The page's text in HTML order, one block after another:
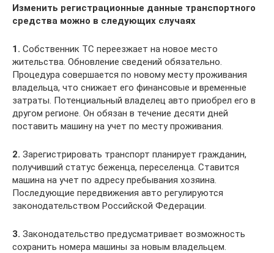
Изменить регистрационные данные транспортного
средства можно в следующих случаях
1. Собственник ТС переезжает на новое место
жительства. Обновление сведений обязательно.
Процедура совершается по новому месту проживания
владельца, что снижает его финансовые и временные
затраты. Потенциальный владелец авто приобрел его в
другом регионе. Он обязан в течение десяти дней
поставить машину на учет по месту проживания.
2. Зарегистрировать транспорт планирует гражданин,
получивший статус беженца, переселенца. Ставится
машина на учет по адресу пребывания хозяина.
Последующие передвижения авто регулируются
законодательством Российской Федерации.
3. Законодательство предусматривает возможность
сохранить номера машины за новым владельцем.